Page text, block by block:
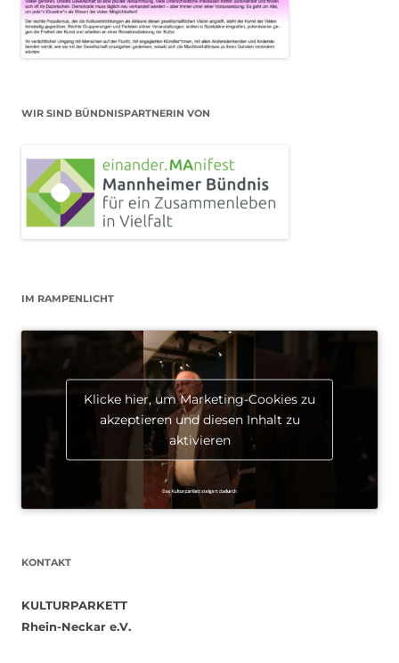
WIR SIND BÜNDNISPARTNERIN VON
IM RAMPENLICHT
Klicke hier, um Marketing-Cookies zu
akzeptieren und diesen Inhalt zu
aktivieren
KONTAKT
KULTURPARKETT
Rhein-Neckar e.V.